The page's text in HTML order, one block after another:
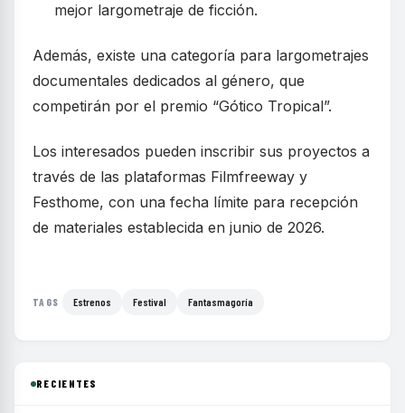
mejor largometraje de ficción.
Además, existe una categoría para largometrajes
documentales dedicados al género, que
competirán por el premio “Gótico Tropical”.
Los interesados pueden inscribir sus proyectos a
través de las plataformas Filmfreeway y
Festhome, con una fecha límite para recepción
de materiales establecida en junio de 2026.
TAGS Estrenos Festival Fantasmagoría
RECIENTES